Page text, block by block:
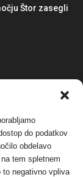
do podatkov
obdelavo
tem spletnem
to negativno vpliva
Štor zasegli
na Ojstrici, v